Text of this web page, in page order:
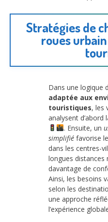
Stratégies de
roues
Dans une logique
adaptée aux
touristiques, les
analysent d’abord
. Ensuite, un
simplifié favorise
dans les centres-
longues distances
davantage de
Ainsi, les besoins
selon les
une approche
l’expérience